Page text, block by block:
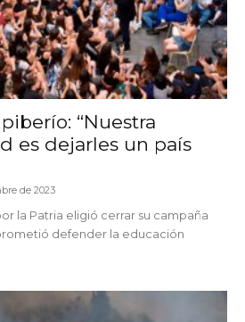
“Nuestra
es dejarles un país
de 2023
la Patria eligió cerrar su campaña
defender la educación